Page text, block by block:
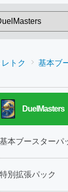
レトク 基本ブ
DuelMasters
基本ブースターパ
特別拡張パック